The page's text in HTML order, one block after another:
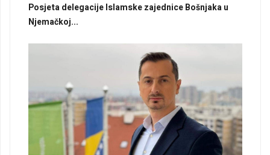
Posjeta delegacije Islamske zajednice Bošnjaka u
Njemačkoj...